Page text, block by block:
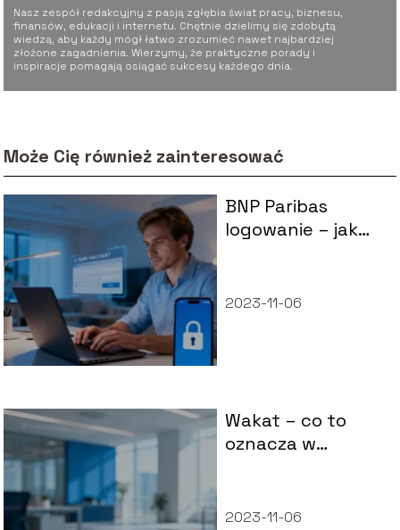
Nasz zespół redakcyjny z pasją zgłębia świat pracy, biznesu,
finansów, edukacji i internetu. Chętnie dzielimy się zdobytą
wiedzą, aby każdy mógł łatwo zrozumieć nawet najbardziej
złożone zagadnienia. Wierzymy, że praktyczne porady i
inspiracje pomagają osiągać sukcesy każdego dnia.
Może Cię również zainteresować
BNP Paribas
logowanie – jak
banku?
2023-11-06
Wakat – co to
oznacza w
2023-11-06